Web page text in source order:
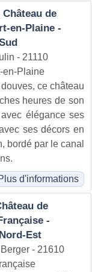
Château de
en-Plaine -
- 21110
en-Plaine
ce château
heures de son
élégance ses
ses décors en
bordé par le canal
d'informations
de
-
Est
- 21610